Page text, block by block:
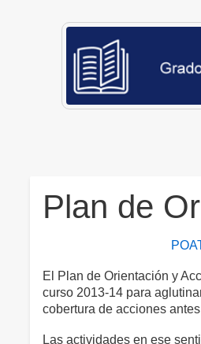
Plan de
El Plan de Orientación y
curso 2013-14 para
cobertura de acciones
Las actividades en ese